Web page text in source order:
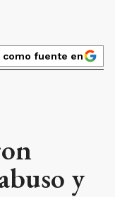
como fuente en
y